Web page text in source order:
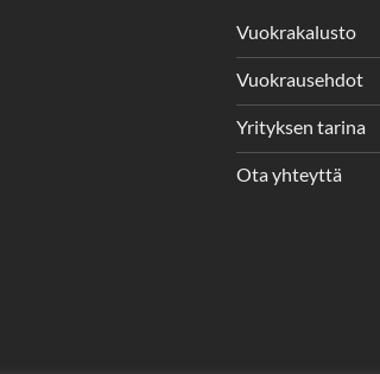
Vuokrakalusto
Vuokrausehdot
Yrityksen tarina
Ota yhteyttä